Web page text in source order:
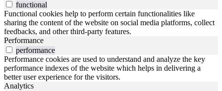
functional
Functional cookies help to perform certain functionalities like
sharing the content of the website on social media platforms, collect
feedbacks, and other third-party features.
Performance
performance
Performance cookies are used to understand and analyze the key
performance indexes of the website which helps in delivering a
better user experience for the visitors.
Analytics